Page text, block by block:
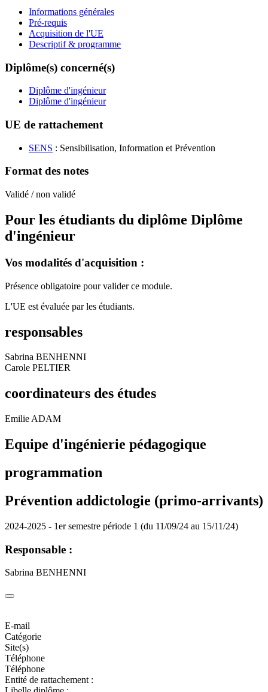
Informations générales
Pré-requis
Acquisition de l'UE
Descriptif & programme
Diplôme(s) concerné(s)
Diplôme d'ingénieur
Diplôme d'ingénieur
UE de rattachement
SENS : Sensibilisation, Information et Prévention
Format des notes
Validé / non validé
Pour les étudiants du diplôme Diplôme
d'ingénieur
Vos modalités d'acquisition :
Présence obligatoire pour valider ce module.
L'UE est évaluée par les étudiants.
responsables
Sabrina BENHENNI
Carole PELTIER
coordinateurs des études
Emilie ADAM
Equipe d'ingénierie pédagogique
programmation
Prévention addictologie (primo-arrivants)
2024-2025 - 1er semestre période 1 (du 11/09/24 au 15/11/24)
Responsable :
Sabrina BENHENNI
E-mail
Catégorie
Site(s)
Téléphone
Téléphone
Entité de rattachement :